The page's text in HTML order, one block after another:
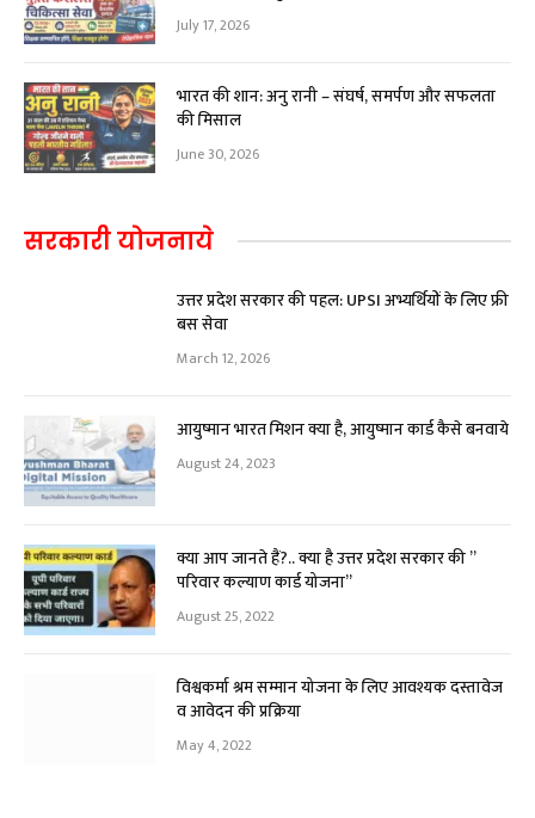
July 17, 2026
भारत की शान: अनु रानी – संघर्ष, समर्पण और सफलता
की मिसाल
June 30, 2026
सरकारी योजनाये
उत्तर प्रदेश सरकार की पहल: UPSI अभ्यर्थियों के लिए फ्री
बस सेवा
March 12, 2026
आयुष्मान भारत मिशन क्या है, आयुष्मान कार्ड कैसे बनवाये
August 24, 2023
क्या आप जानते हैं?.. क्या है उत्तर प्रदेश सरकार की ”
परिवार कल्याण कार्ड योजना”
August 25, 2022
विश्वकर्मा श्रम सम्मान योजना के लिए आवश्यक दस्तावेज
व आवेदन की प्रक्रिया
May 4, 2022